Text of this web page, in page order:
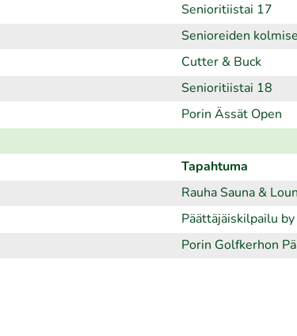
Senioritiistai 17
Senioreiden
Cutter & Buck
Senioritiistai 18
Porin Ässät Open
Tapahtuma
Rauha Sauna &
Päättäjäiskilpailu
Porin Golfkerhon